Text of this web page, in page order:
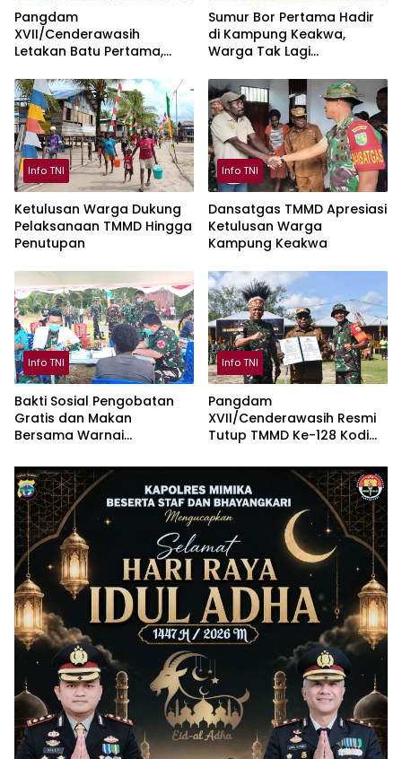
Pangdam
XVII/Cenderawasih
Letakan Batu Pertama,
Garuda Merah Putih di
Mimika
Sumur Bor Pertama Hadir
di Kampung Keakwa,
Warga Tak Lagi
Info TNI
Ketulusan Warga Dukung
Pelaksanaan TMMD Hingga
Penutupan
Info TNI
Dansatgas TMMD Apresiasi
Ketulusan Warga
Kampung Keakwa
Info TNI
Bakti Sosial Pengobatan
Gratis dan Makan
Bersama Warnai
Info TNI
Pangdam
XVII/Cenderawasih Resmi
Tutup TMMD Ke-128 Kodim
Keakwa